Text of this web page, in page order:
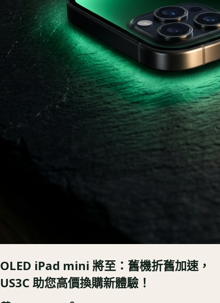
OLED iPad mini 將至：舊機折舊加速，
US3C 助您高價換購新體驗！